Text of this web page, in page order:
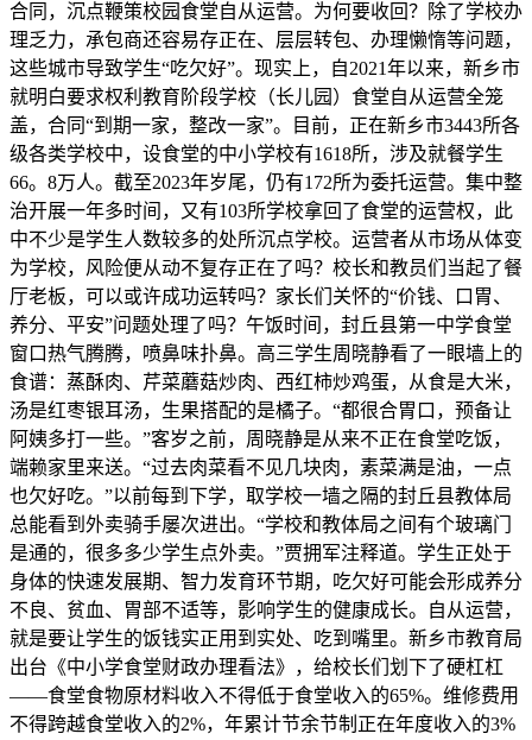
合同，沉点鞭策校园食堂自从运营。为何要收回？除了学校办
理乏力，承包商还容易存正在、层层转包、办理懒惰等问题，
这些城市导致学生“吃欠好”。现实上，自2021年以来，新乡市
就明白要求权利教育阶段学校（长儿园）食堂自从运营全笼
盖，合同“到期一家，整改一家”。目前，正在新乡市3443所各
级各类学校中，设食堂的中小学校有1618所，涉及就餐学生
66。8万人。截至2023年岁尾，仍有172所为委托运营。集中整
治开展一年多时间，又有103所学校拿回了食堂的运营权，此
中不少是学生人数较多的处所沉点学校。运营者从市场从体变
为学校，风险便从动不复存正在了吗？校长和教员们当起了餐
厅老板，可以或许成功运转吗？家长们关怀的“价钱、口胃、
养分、平安”问题处理了吗？午饭时间，封丘县第一中学食堂
窗口热气腾腾，喷鼻味扑鼻。高三学生周晓静看了一眼墙上的
食谱：蒸酥肉、芹菜蘑菇炒肉、西红柿炒鸡蛋，从食是大米，
汤是红枣银耳汤，生果搭配的是橘子。“都很合胃口，预备让
阿姨多打一些。”客岁之前，周晓静是从来不正在食堂吃饭，
端赖家里来送。“过去肉菜看不见几块肉，素菜满是油，一点
也欠好吃。”以前每到下学，取学校一墙之隔的封丘县教体局
总能看到外卖骑手屡次进出。“学校和教体局之间有个玻璃门
是通的，很多多少学生点外卖。”贾拥军注释道。学生正处于
身体的快速发展期、智力发育环节期，吃欠好可能会形成养分
不良、贫血、胃部不适等，影响学生的健康成长。自从运营，
就是要让学生的饭钱实正用到实处、吃到嘴里。新乡市教育局
出台《中小学食堂财政办理看法》，给校长们划下了硬杠杠
——食堂食物原材料收入不得低于食堂收入的65%。维修费用
不得跨越食堂收入的2%，年累计节余节制正在年度收入的3%